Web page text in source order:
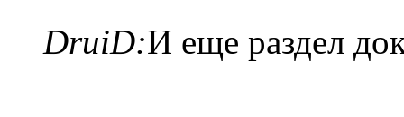
DruiD:И еще раздел